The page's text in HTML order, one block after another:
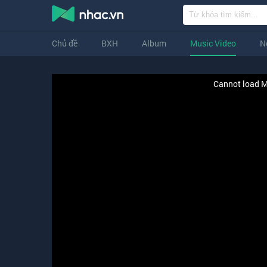
Chủ đề BXH Album Music Video
Cannot load